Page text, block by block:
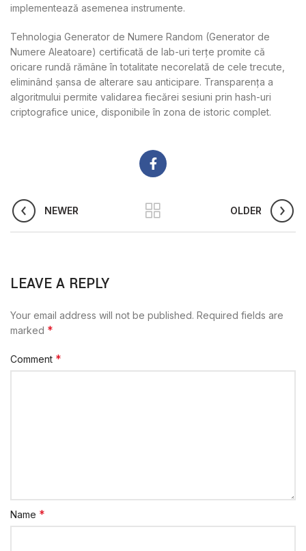
implementează asemenea instrumente.
Tehnologia Generator de Numere Random (Generator de
Numere Aleatoare) certificată de lab-uri terțe promite că
oricare rundă rămâne în totalitate necorelată de cele trecute,
eliminând șansa de alterare sau anticipare. Transparența a
algoritmului permite validarea fiecărei sesiuni prin hash-uri
criptografice unice, disponibile în zona de istoric complet.
NEWER OLDER
LEAVE A REPLY
Your email address will not be published. Required fields are
marked *
Comment *
Name *